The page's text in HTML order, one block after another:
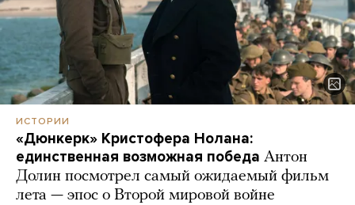
ИСТОРИИ
«Дюнкерк» Кристофера Нолана:
единственная возможная победа Антон
Долин посмотрел самый ожидаемый фильм
лета — эпос о Второй мировой войне